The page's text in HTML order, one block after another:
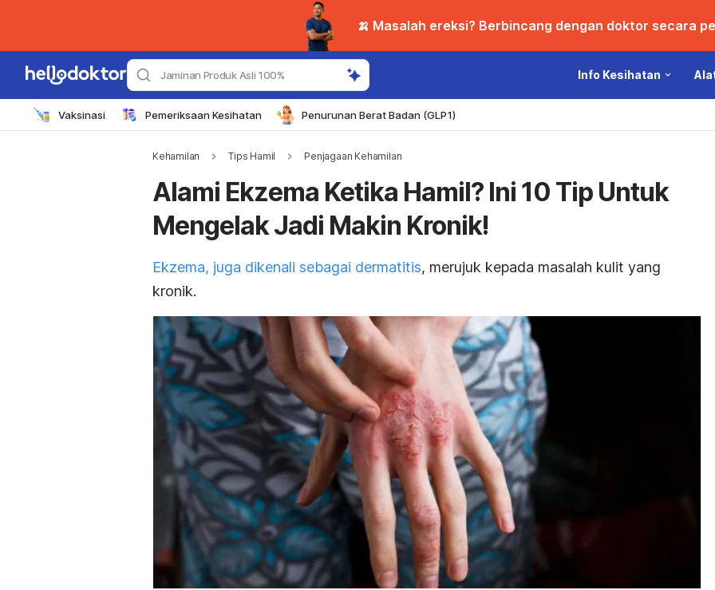
🍌 Masalah ereksi? Berbincang dengan doktor secara
Jaminan Produk Asli 100% Info Kesihatan
Vaksinasi Pemeriksaan Kesihatan Penurunan Berat Badan (GLP1)
Kehamilan Tips Hamil Penjagaan Kehamilan
Alami Ekzema Ketika Hamil? Ini 10 Tip Untuk
Mengelak Jadi Makin Kronik!
Ekzema, juga dikenali sebagai dermatitis, merujuk kepada masalah kulit yang
kronik.